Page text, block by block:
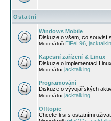
Ostatní
Windows Mobile
Diskuze o všem, co souvisí
Moderátoři EiFeL96
Kapesní zařízení & Linux
Diskuze o implementaci
Moderátorjacktalking
Programování
Diskuze o vývojářských
Moderátorjacktalking
Offtopic
Chcete-li si s ostatními